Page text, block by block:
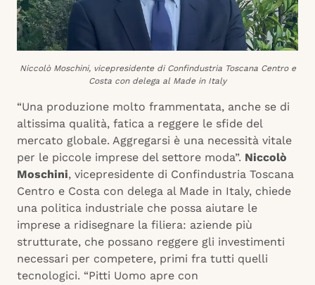
Niccolò Moschini, vicepresidente di Confindustria Toscana Centro e
Costa con delega al Made in Italy
“Una produzione molto frammentata, anche se di
altissima qualità, fatica a reggere le sfide del
mercato globale. Aggregarsi è una necessità vitale
per le piccole imprese del settore moda”. Niccolò
Moschini, vicepresidente di Confindustria Toscana
Centro e Costa con delega al Made in Italy, chiede
una politica industriale che possa aiutare le
imprese a ridisegnare la filiera: aziende più
strutturate, che possano reggere gli investimenti
necessari per competere, primi fra tutti quelli
tecnologici. “Pitti Uomo apre con